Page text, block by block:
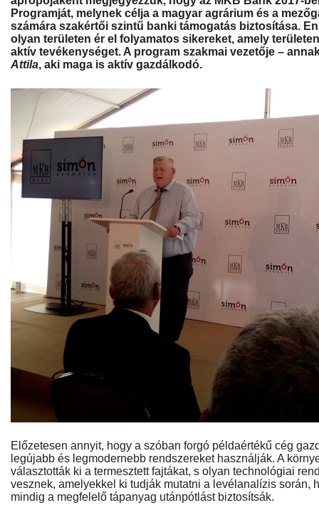
Programját, melynek célja a magyar agrárium és a
számára szakértői szintű banki támogatás biztosítása.
olyan területen ér el folyamatos sikereket, amely
aktív tevékenységet. A program szakmai vezetője –
Attila, aki maga is aktív gazdálkodó.
Előzetesen annyit, hogy a szóban forgó példaértékű cég
legújabb és legmodernebb rendszereket használják. A
választották ki a termesztett fajtákat, s olyan technológiai
vesznek, amelyekkel ki tudják mutatni a levélanalízis során,
mindig a megfelelő tápanyag utánpótlást biztosítsák.